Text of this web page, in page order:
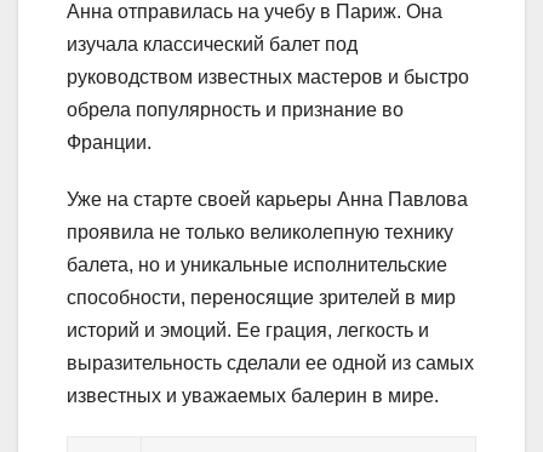
Анна отправилась на учебу в Париж. Она
изучала классический балет под
руководством известных мастеров и быстро
обрела популярность и признание во
Франции.
Уже на старте своей карьеры Анна Павлова
проявила не только великолепную технику
балета, но и уникальные исполнительские
способности, переносящие зрителей в мир
историй и эмоций. Ее грация, легкость и
выразительность сделали ее одной из самых
известных и уважаемых балерин в мире.